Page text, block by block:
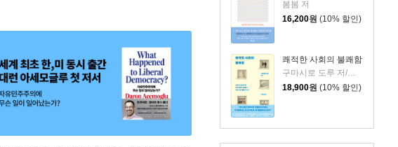
봄봄 저
16,200원 (10% 할인)
쾌적한 사회의 불쾌함
구마시로 도루 저/이정미 역
18,900원 (10% 할인)